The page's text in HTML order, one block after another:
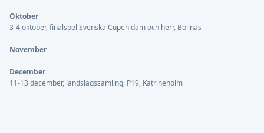
Oktober
3-4 oktober, finalspel Svenska Cupen dam och herr, Bollnäs
November
December
11-13 december, landslagssamling, P19, Katrineholm